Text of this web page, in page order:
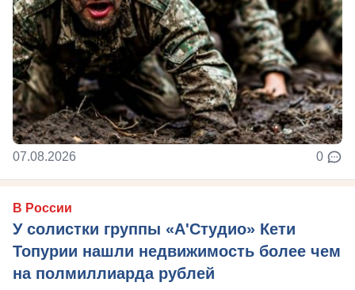
07.08.2026 0
В России
У солистки группы «А'Студио» Кети
Топурии нашли недвижимость более чем
на полмиллиарда рублей